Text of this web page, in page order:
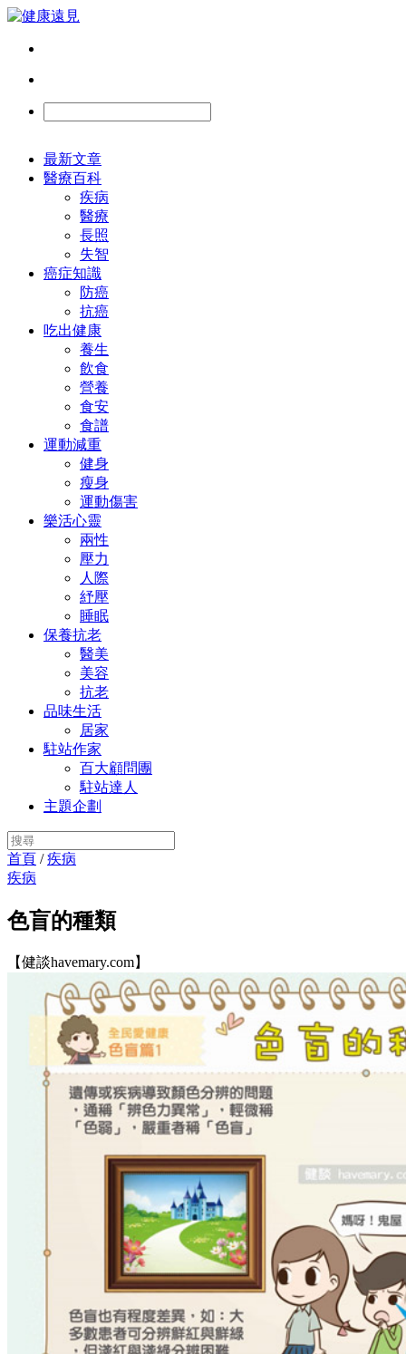
最新文章
醫療百科
疾病
醫療
長照
失智
癌症知識
防癌
抗癌
吃出健康
養生
飲食
營養
食安
食譜
運動減重
健身
瘦身
運動傷害
樂活心靈
兩性
壓力
人際
紓壓
睡眠
保養抗老
醫美
美容
抗老
品味生活
居家
駐站作家
百大顧問團
駐站達人
主題企劃
首頁 /疾病
疾病
色盲的種類
【健談havemary.com】